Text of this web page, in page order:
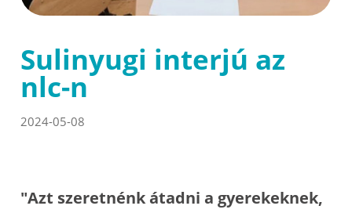
Sulinyugi interjú az
nlc-n
2024-05-08
"Azt szeretnénk átadni a gyerekeknek,